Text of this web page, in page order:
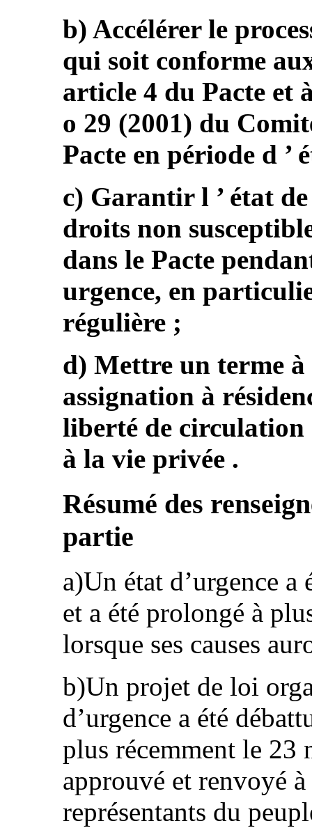
b) Accélérer le
qui soit conforme
article 4 du Pacte et
o 29 (2001) du
Pacte en période d ’
c) Garantir l ’ état
droits non
dans le Pacte
urgence, en
régulière ;
d) Mettre un terme à
assignation à
liberté de
à la vie privée .
Résumé des
partie
a)Un état d’urgence
et a été prolongé à
lorsque ses causes
b)Un projet de loi
d’urgence a été
plus récemment le 23
approuvé et renvoyé à
représentants du